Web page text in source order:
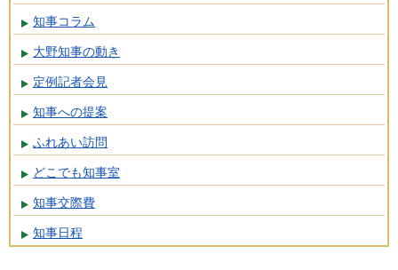
知事コラム
大野知事の動き
定例記者会見
知事への提案
ふれあい訪問
どこでも知事室
知事交際費
知事日程